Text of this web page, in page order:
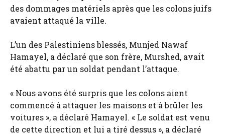
des dommages matériels après que les colons juifs
avaient attaqué la ville.
L’un des Palestiniens blessés, Munjed Nawaf
Hamayel, a déclaré que son frère, Murshed, avait
été abattu par un soldat pendant l’attaque.
« Nous avons été surpris que les colons aient
commencé à attaquer les maisons et à brûler les
voitures », a déclaré Hamayel. « Le soldat est venu
de cette direction et lui a tiré dessus », a déclaré